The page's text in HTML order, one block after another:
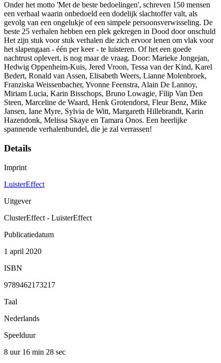
Onder het motto 'Met de beste bedoelingen', schreven 150 mensen
een verhaal waarin onbedoeld een dodelijk slachtoffer valt, als
gevolg van een ongelukje of een simpele persoonsverwisseling. De
beste 25 verhalen hebben een plek gekregen in Dood door onschuld
Het zijn stuk voor stuk verhalen die zich ervoor lenen om vlak voor
het slapengaan - één per keer - te luisteren. Of het een goede
nachtrust oplevert, is nog maar de vraag. Door: Marieke Jongejan,
Hedwig Oppenheim-Kuis, Jered Vroon, Tessa van der Kind, Karel
Bedert, Ronald van Assen, Elisabeth Weers, Lianne Molenbroek,
Franziska Weissenbacher, Yvonne Feenstra, Alain De Lannoy,
Miriam Lucia, Karin Bisschops, Bruno Lowagie, Filip Van Den
Steen, Marceline de Waard, Henk Grotendorst, Fleur Benz, Mike
Jansen, Iane Myre, Sylvia de Witt, Margareth Hillebrandt, Karin
Hazendonk, Melissa Skaye en Tamara Onos. Een heerlijke
spannende verhalenbundel, die je zal verrassen!
Details
Imprint
LuisterEffect
Uitgever
ClusterEffect - LuisterEffect
Publicatiedatum
1 april 2020
ISBN
9789462173217
Taal
Nederlands
Speelduur
8 uur 16 min 28 sec